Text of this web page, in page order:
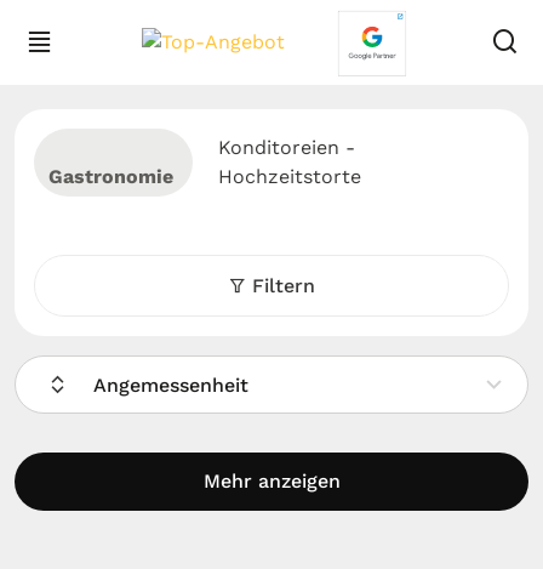
Gastronomie
Konditoreien -
Hochzeitstorte
Filtern
Angemessenheit
Mehr anzeigen